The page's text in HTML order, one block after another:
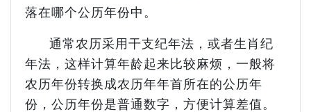
落在哪个公历年份中。
通常农历采用干支纪年法，或者生肖纪
年法，这样计算年龄起来比较麻烦，一般将
农历年份转换成农历年年首所在的公历年
份，公历年份是普通数字，方便计算差值。